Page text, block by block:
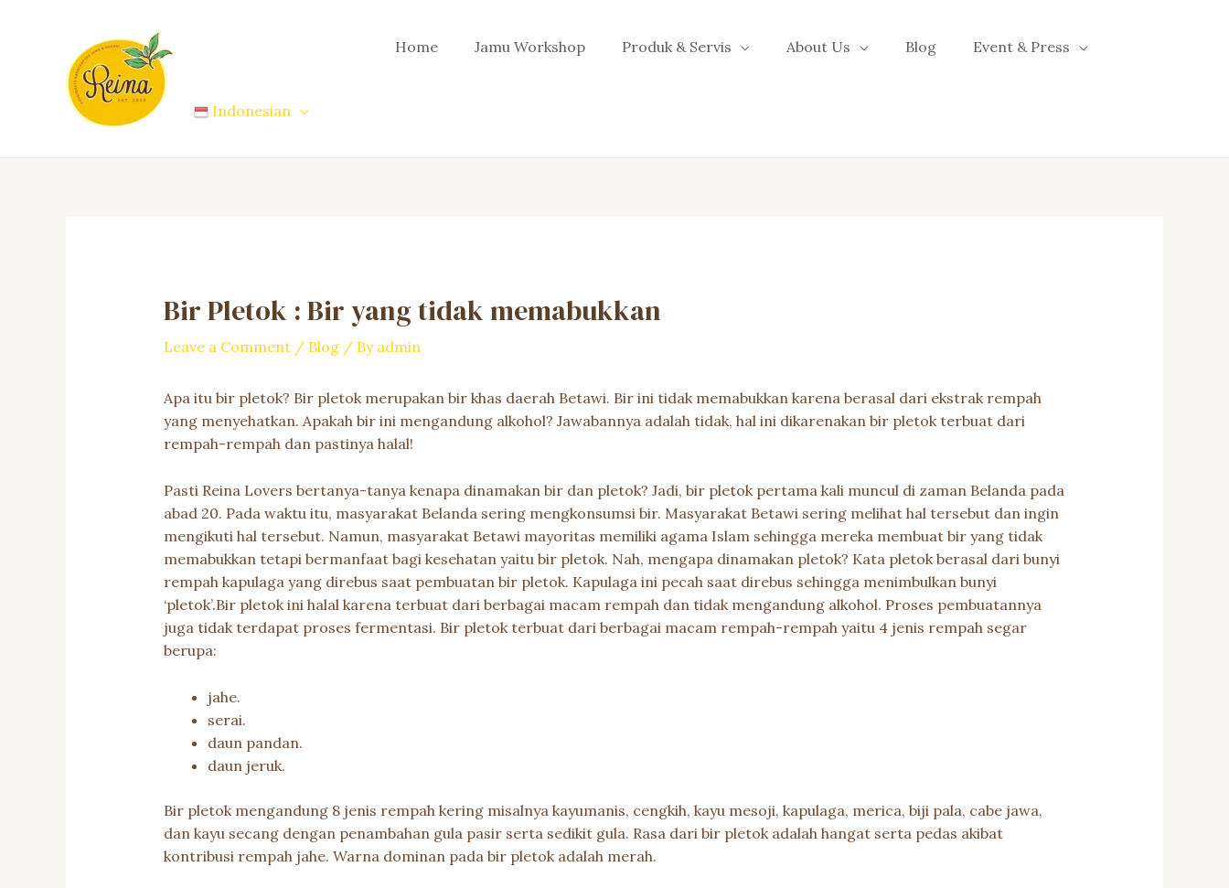
Home Jamu Workshop Produk & Servis About Us Blog Event & Press
Indonesian
Bir Pletok : Bir yang tidak memabukkan
Leave a Comment / Blog/ By admin
Apa itu bir pletok? Bir pletok merupakan bir khas daerah Betawi. Bir ini tidak memabukkan karena berasal dari ekstrak rempah
yang menyehatkan. Apakah bir ini mengandung alkohol? Jawabannya adalah tidak, hal ini dikarenakan bir pletok terbuat dari
rempah-rempah dan pastinya halal!
Pasti Reina Lovers bertanya-tanya kenapa dinamakan bir dan pletok? Jadi, bir pletok pertama kali muncul di zaman Belanda pada
abad 20. Pada waktu itu, masyarakat Belanda sering mengkonsumsi bir. Masyarakat Betawi sering melihat hal tersebut dan ingin
mengikuti hal tersebut. Namun, masyarakat Betawi mayoritas memiliki agama Islam sehingga mereka membuat bir yang tidak
memabukkan tetapi bermanfaat bagi kesehatan yaitu bir pletok. Nah, mengapa dinamakan pletok? Kata pletok berasal dari bunyi
rempah kapulaga yang direbus saat pembuatan bir pletok. Kapulaga ini pecah saat direbus sehingga menimbulkan bunyi
‘pletok’.Bir pletok ini halal karena terbuat dari berbagai macam rempah dan tidak mengandung alkohol. Proses pembuatannya
juga tidak terdapat proses fermentasi. Bir pletok terbuat dari berbagai macam rempah-rempah yaitu 4 jenis rempah segar
berupa:
jahe.
serai.
daun pandan.
daun jeruk.
Bir pletok mengandung 8 jenis rempah kering misalnya kayumanis, cengkih, kayu mesoji, kapulaga, merica, biji pala, cabe jawa,
dan kayu secang dengan penambahan gula pasir serta sedikit gula. Rasa dari bir pletok adalah hangat serta pedas akibat
kontribusi rempah jahe. Warna dominan pada bir pletok adalah merah.